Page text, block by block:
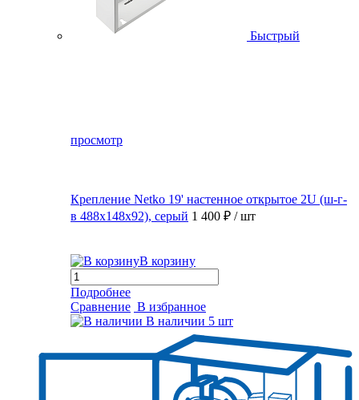
Быстрый
просмотр
Крепление Netko 19' настенное открытое 2U (ш-г-
в 488х148х92), серый 1 400 ₽ / шт
В корзину
Подробнее
Сравнение В избранное
В наличии 5 шт